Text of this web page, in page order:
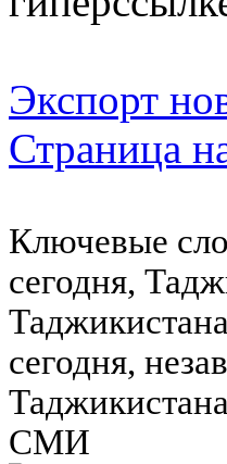
Экспорт
Страница
Ключевые
сегодня,
сегодня,
СМИ